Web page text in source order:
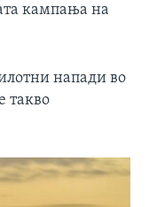
кампања на
напади во
такво